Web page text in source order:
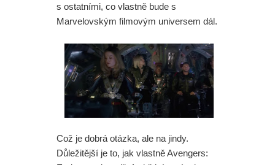
s ostatními, co vlastně bude s
Marvelovským filmovým universem dál.
Což je dobrá otázka, ale na jindy.
Důležitější je to, jak vlastně Avengers: